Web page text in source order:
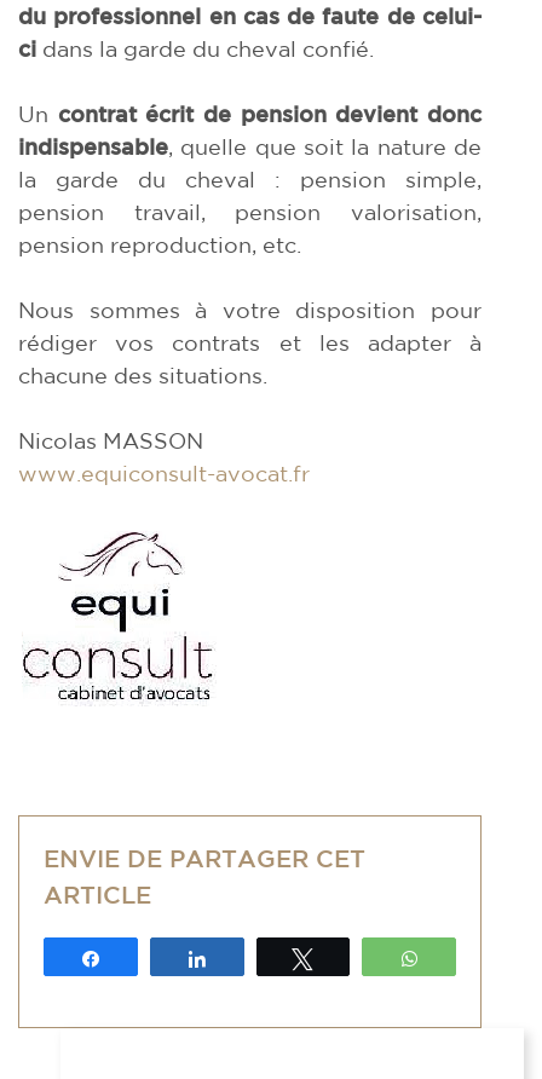
du professionnel en cas de faute de celui-
ci dans la garde du cheval confié.
Un contrat écrit de pension devient donc
indispensable , quelle que soit la nature de
la garde du cheval : pension simple,
pension travail, pension valorisation,
pension reproduction, etc.
Nous sommes à votre disposition pour
rédiger vos contrats et les adapter à
chacune des situations.
Nicolas MASSON
www.equiconsult-avocat.fr
ENVIE DE PARTAGER CET
ARTICLE